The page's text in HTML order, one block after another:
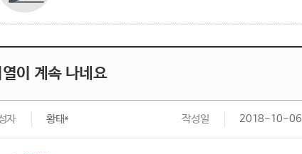
열이 계속 나네요
자 황태* 작성일 2018-10-06